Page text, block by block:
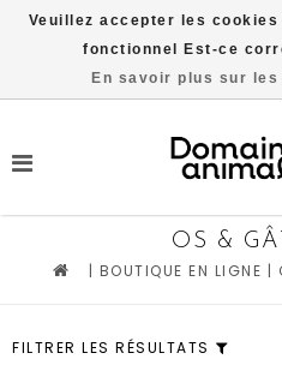
OS &
| BOUTIQUE EN LIGNE |
FILTRER LES RÉSULTATS
Veuillez accepter les
fonctionnel Est-ce
En savoir plus sur
Une partie des bénéfices est
Domaine Animal,